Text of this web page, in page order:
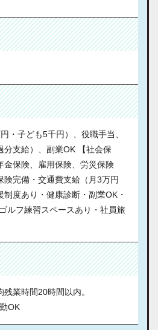
・子ども5千円）、役職手当、
分支給）、副業OK 【社会保
金保険、雇用保険、労災保険
険完備・交通費支給（月3万円
制度あり・健康診断・副業OK・
ルフ練習スペースあり・社員旅
業時間20時間以内。
OK